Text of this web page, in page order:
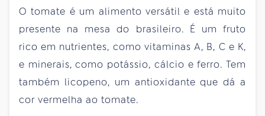
O tomate é um alimento versátil e está muito
presente na mesa do brasileiro. É um fruto
rico em nutrientes, como vitaminas A, B, C e K,
e minerais, como potássio, cálcio e ferro. Tem
também licopeno, um antioxidante que dá a
cor vermelha ao tomate.